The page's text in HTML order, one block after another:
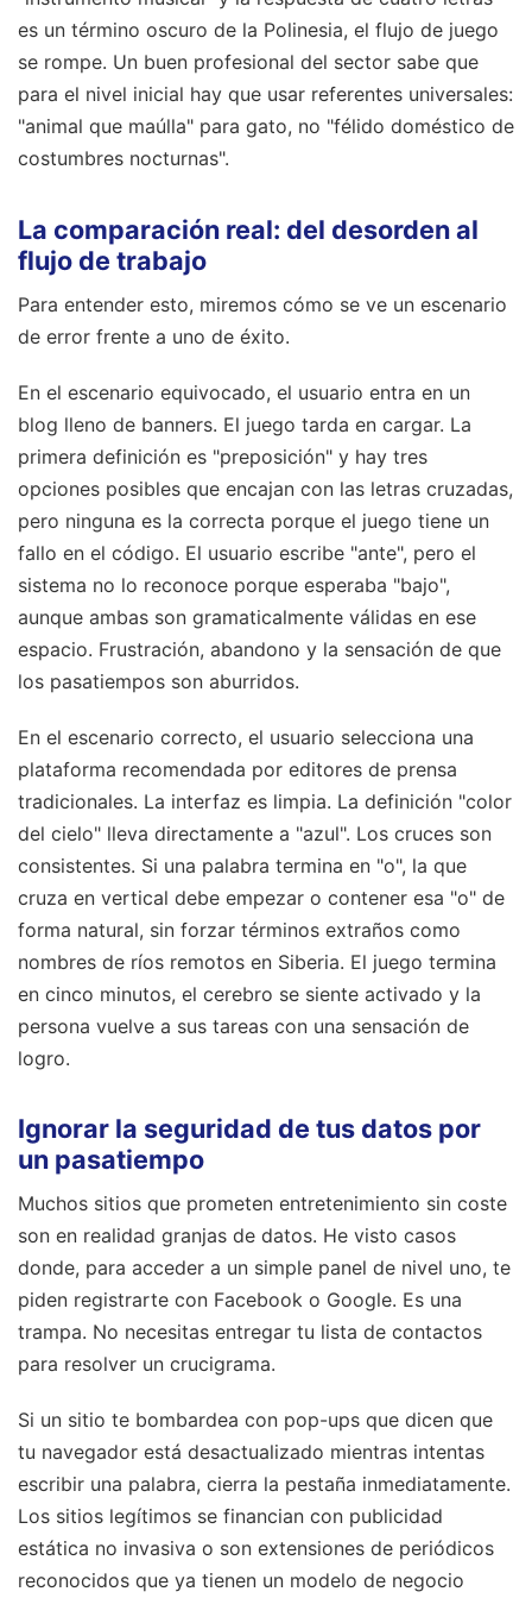
es un término oscuro de la Polinesia, el flujo de juego
se rompe. Un buen profesional del sector sabe que
para el nivel inicial hay que usar referentes universales:
"animal que maúlla" para gato, no "félido doméstico de
costumbres nocturnas".
La comparación real: del desorden al
flujo de trabajo
Para entender esto, miremos cómo se ve un escenario
de error frente a uno de éxito.
En el escenario equivocado, el usuario entra en un
blog lleno de banners. El juego tarda en cargar. La
primera definición es "preposición" y hay tres
opciones posibles que encajan con las letras cruzadas,
pero ninguna es la correcta porque el juego tiene un
fallo en el código. El usuario escribe "ante", pero el
sistema no lo reconoce porque esperaba "bajo",
aunque ambas son gramaticalmente válidas en ese
espacio. Frustración, abandono y la sensación de que
los pasatiempos son aburridos.
En el escenario correcto, el usuario selecciona una
plataforma recomendada por editores de prensa
tradicionales. La interfaz es limpia. La definición "color
del cielo" lleva directamente a "azul". Los cruces son
consistentes. Si una palabra termina en "o", la que
cruza en vertical debe empezar o contener esa "o" de
forma natural, sin forzar términos extraños como
nombres de ríos remotos en Siberia. El juego termina
en cinco minutos, el cerebro se siente activado y la
persona vuelve a sus tareas con una sensación de
logro.
Ignorar la seguridad de tus datos por
un pasatiempo
Muchos sitios que prometen entretenimiento sin coste
son en realidad granjas de datos. He visto casos
donde, para acceder a un simple panel de nivel uno, te
piden registrarte con Facebook o Google. Es una
trampa. No necesitas entregar tu lista de contactos
para resolver un crucigrama.
Si un sitio te bombardea con pop-ups que dicen que
tu navegador está desactualizado mientras intentas
escribir una palabra, cierra la pestaña inmediatamente.
Los sitios legítimos se financian con publicidad
estática no invasiva o son extensiones de periódicos
reconocidos que ya tienen un modelo de negocio